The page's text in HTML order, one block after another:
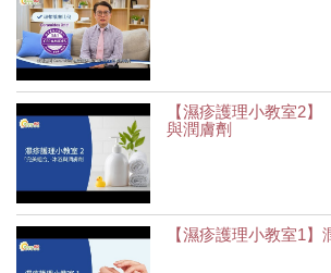
【濕疹護理小教室2
與潤膚劑
【濕疹護理小教室1】